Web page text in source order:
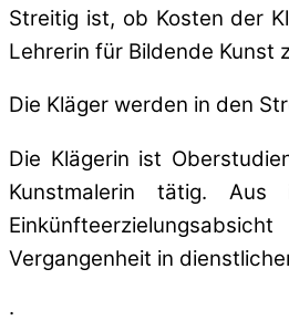
Streitig ist, ob Kosten der
Lehrerin für Bildende Kunst
Die Kläger werden in den
Die Klägerin ist
Kunstmalerin tätig. Aus
Vergangenheit in
·